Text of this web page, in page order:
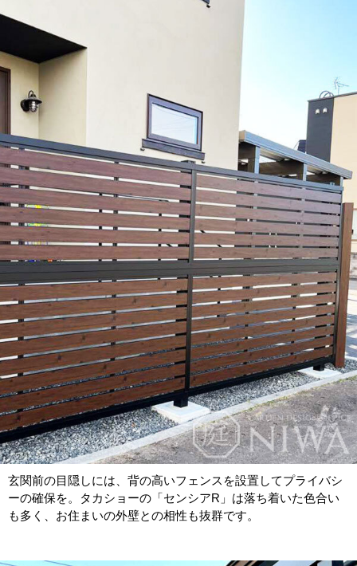
玄関前の目隠しには、背の高いフェンスを設置してプライバシ
ーの確保を。タカショーの「センシアR」は落ち着いた色合い
も多く、お住まいの外壁との相性も抜群です。